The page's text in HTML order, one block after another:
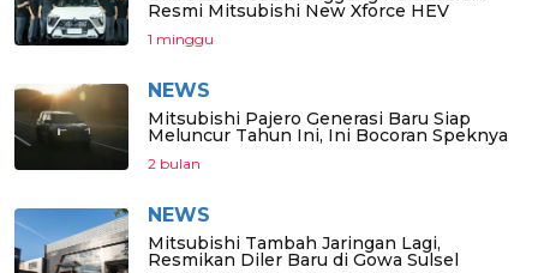
Resmi Mitsubishi New Xforce HEV
1 minggu
NEWS
Mitsubishi Pajero Generasi Baru Siap
Meluncur Tahun Ini, Ini Bocoran Speknya
2 bulan
NEWS
Mitsubishi Tambah Jaringan Lagi,
Resmikan Diler Baru di Gowa Sulsel